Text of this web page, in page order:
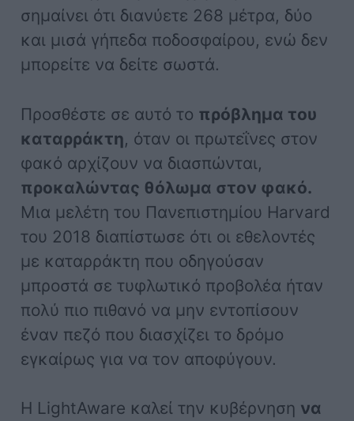
σημαίνει ότι διανύετε 268 μέτρα, δύο
και μισά γήπεδα ποδοσφαίρου, ενώ δεν
μπορείτε να δείτε σωστά.
Προσθέστε σε αυτό το πρόβλημα του
καταρράκτη, όταν οι πρωτεΐνες στον
φακό αρχίζουν να διασπώνται,
προκαλώντας θόλωμα στον φακό.
Μια μελέτη του Πανεπιστημίου Harvard
του 2018 διαπίστωσε ότι οι εθελοντές
με καταρράκτη που οδηγούσαν
μπροστά σε τυφλωτικό προβολέα ήταν
πολύ πιο πιθανό να μην εντοπίσουν
έναν πεζό που διασχίζει το δρόμο
εγκαίρως για να τον αποφύγουν.
Η LightAware καλεί την κυβέρνηση να